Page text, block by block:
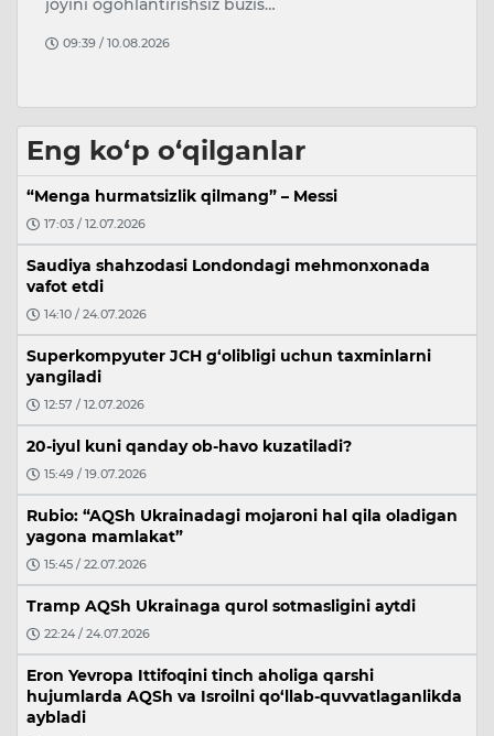
09:26 / 08.08.2026
Eng ko‘p o‘qilganlar
“Menga hurmatsizlik qilmang” – Messi
17:03 / 12.07.2026
Saudiya shahzodasi Londondagi mehmonxonada
vafot etdi
14:10 / 24.07.2026
Superkompyuter JCH g‘olibligi uchun taxminlarni
yangiladi
12:57 / 12.07.2026
20-iyul kuni qanday ob-havo kuzatiladi?
15:49 / 19.07.2026
Rubio: “AQSh Ukrainadagi mojaroni hal qila oladigan
yagona mamlakat”
15:45 / 22.07.2026
Tramp AQSh Ukrainaga qurol sotmasligini aytdi
22:24 / 24.07.2026
Eron Yevropa Ittifoqini tinch aholiga qarshi
hujumlarda AQSh va Isroilni qo‘llab-quvvatlaganlikda
aybladi